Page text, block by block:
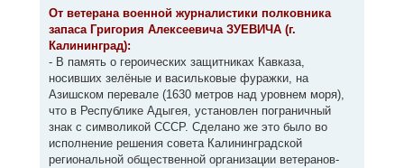
о
щ
е
и
е
От ветерана военной журналистики полковника
запаса Григория Алексеевича ЗУЕВИЧА (г.
Калининград):
- В память о героических защитниках Кавказа,
носивших зелёные и васильковые фуражки, на
Азишском перевале (1630 метров над уровнем моря),
что в Республике Адыгея, установлен пограничный
знак с символикой СССР. Сделано же это было во
исполнение решения совета Калининградской
региональной общественной организации ветеранов-